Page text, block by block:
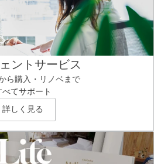
ントサービス
ら購入・リノベまで
べてサポート
詳しく見る